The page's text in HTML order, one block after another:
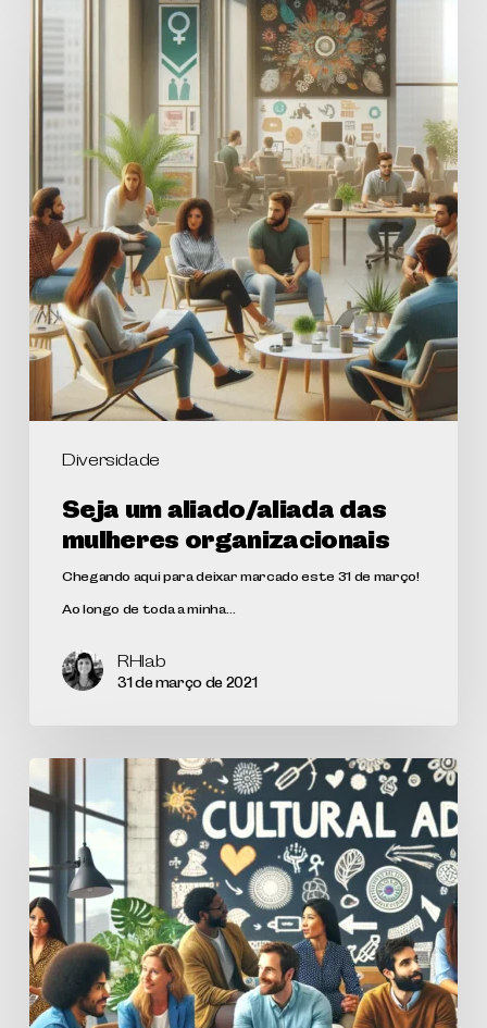
Diversidade
Seja um aliado/aliada das
mulheres organizacionais
Chegando aqui para deixar marcado este 31 de março!
Ao longo de toda a minha…
RHlab
31 de março de 2021